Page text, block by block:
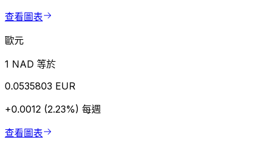
查看圖表
歐元
1 NAD 等於
0.0535803 EUR
+0.0012 (2.23%) 每週
查看圖表